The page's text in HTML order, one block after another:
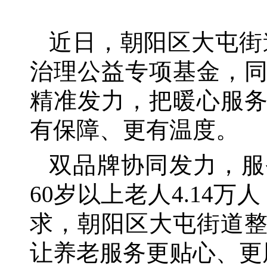
近日，朝阳区大屯
治理公益专项基金，
精准发力，把暖心服
有保障、更有温度。
双品牌协同发力，
60岁以上老人4.14万
求，朝阳区大屯街道
让养老服务更贴心、